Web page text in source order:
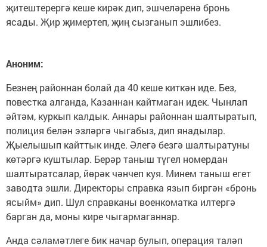
җитештерергә кеше кирәк дип, эшчеләренә бронь
ясады. Җир җимертеп, җиң сызганып эшлибез.
Аноним:
Безнең районнан болай да 40 кеше киткән иде. Без,
повестка алганда, Казаннан кайтмаган идек. Чынлап
әйтәм, куркып калдык. Аннары районнан шалтыратып,
полиция белән эзләргә чыгабыз, дип янадылар.
Җыелышып кайттык инде. Әлегә безгә шалтыратуны
көтәргә куштылар. Берәр таныш түгел номердан
шалтыратсалар, йөрәк чәнчеп куя. Минем таныш егет
заводта эшли. Директоры справка язып биргән «бронь
ясыйм» дип. Шул справканы военкоматка илтергә
барган да, моны кире чыгармаганнар.
Анда сәламәтлеге бик начар булып, операция таләп